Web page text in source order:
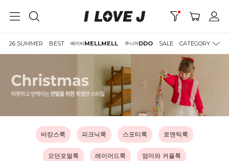
26 SUMMER BEST 베이비MELLMELL 주니어DDO SALE CATEGORY
바캉스룩 피크닉룩 스포티룩 로맨틱룩
모던포멀룩 레이어드룩 엄마와 커플룩